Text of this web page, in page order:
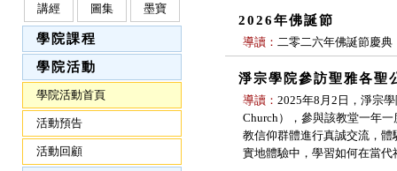
講經 圖集 墨寶
學院課程
學院活動
學院活動首頁
活動預告
活動回顧
2026年佛誕節
導讀： 二零二六年佛誕節慶典
淨宗學院參訪聖雅各聖
導讀： 2025年8月2日，淨宗
Church），參與該教堂一年
教信仰群體進行真誠交流，
實地體驗中，學習如何在當